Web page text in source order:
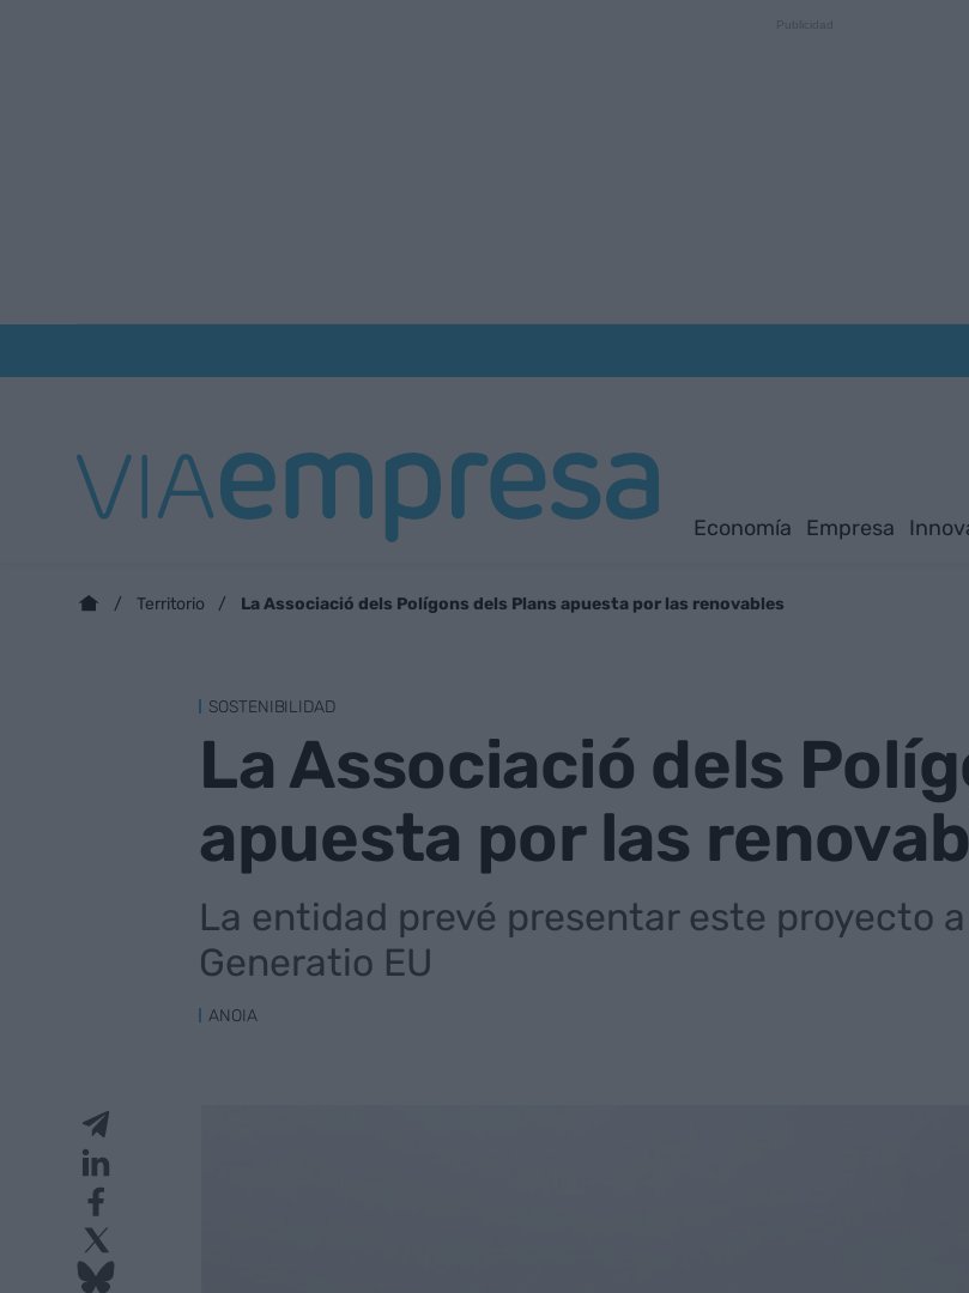
Economía Empresa
Territorio La Associació dels Polígons dels Plans apuesta por las renovables
SOSTENIBILIDAD
La Associació dels
apuesta por las
La entidad prevé presentar este proyecto
Generatio EU
ANOIA